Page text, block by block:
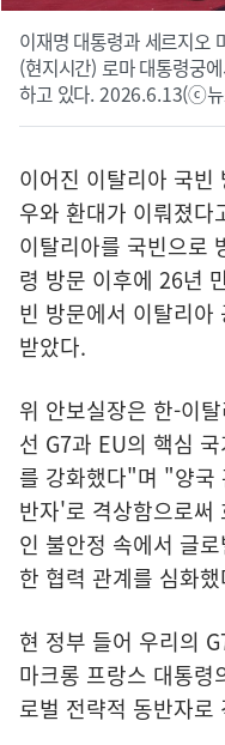
이재명 대통령과 세르지오
(현지시간) 로마 대통령궁
하고 있다. 2026.6.13(ⓒ뉴
이어진 이탈리아 국빈
우와 환대가 이뤄졌다
이탈리아를 국빈으로
령 방문 이후에 26년
빈 방문에서 이탈리아
받았다.
위 안보실장은 한-이
선 G7과 EU의 핵심
를 강화했다"며 "양국
반자'로 격상함으로써
인 불안정 속에서 글
한 협력 관계를 심화
현 정부 들어 우리의
마크롱 프랑스 대통
로벌 전략적 동반자로